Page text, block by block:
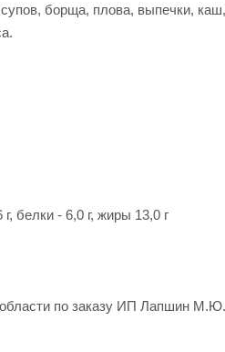
борща, плова, выпечки, каш,
белки - 6,0 г, жиры 13,0 г
по заказу ИП Лапшин М.Ю.